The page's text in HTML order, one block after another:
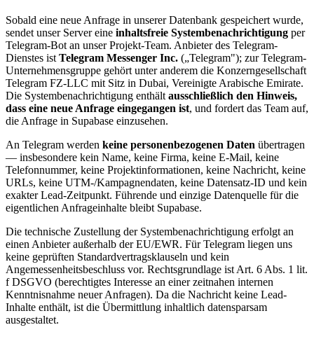
Sobald eine neue Anfrage in unserer Datenbank gespeichert wurde,
sendet unser Server eine inhaltsfreie Systembenachrichtigung per
Telegram-Bot an unser Projekt-Team. Anbieter des Telegram-
Dienstes ist Telegram Messenger Inc. („Telegram"); zur Telegram-
Unternehmensgruppe gehört unter anderem die Konzerngesellschaft
Telegram FZ-LLC mit Sitz in Dubai, Vereinigte Arabische Emirate.
Die Systembenachrichtigung enthält ausschließlich den Hinweis,
dass eine neue Anfrage eingegangen ist, und fordert das Team auf,
die Anfrage in Supabase einzusehen.
An Telegram werden keine personenbezogenen Daten übertragen
— insbesondere kein Name, keine Firma, keine E-Mail, keine
Telefonnummer, keine Projektinformationen, keine Nachricht, keine
URLs, keine UTM-/Kampagnendaten, keine Datensatz-ID und kein
exakter Lead-Zeitpunkt. Führende und einzige Datenquelle für die
eigentlichen Anfrageinhalte bleibt Supabase.
Die technische Zustellung der Systembenachrichtigung erfolgt an
einen Anbieter außerhalb der EU/EWR. Für Telegram liegen uns
keine geprüften Standardvertragsklauseln und kein
Angemessenheitsbeschluss vor. Rechtsgrundlage ist Art. 6 Abs. 1 lit.
f DSGVO (berechtigtes Interesse an einer zeitnahen internen
Kenntnisnahme neuer Anfragen). Da die Nachricht keine Lead-
Inhalte enthält, ist die Übermittlung inhaltlich datensparsam
ausgestaltet.